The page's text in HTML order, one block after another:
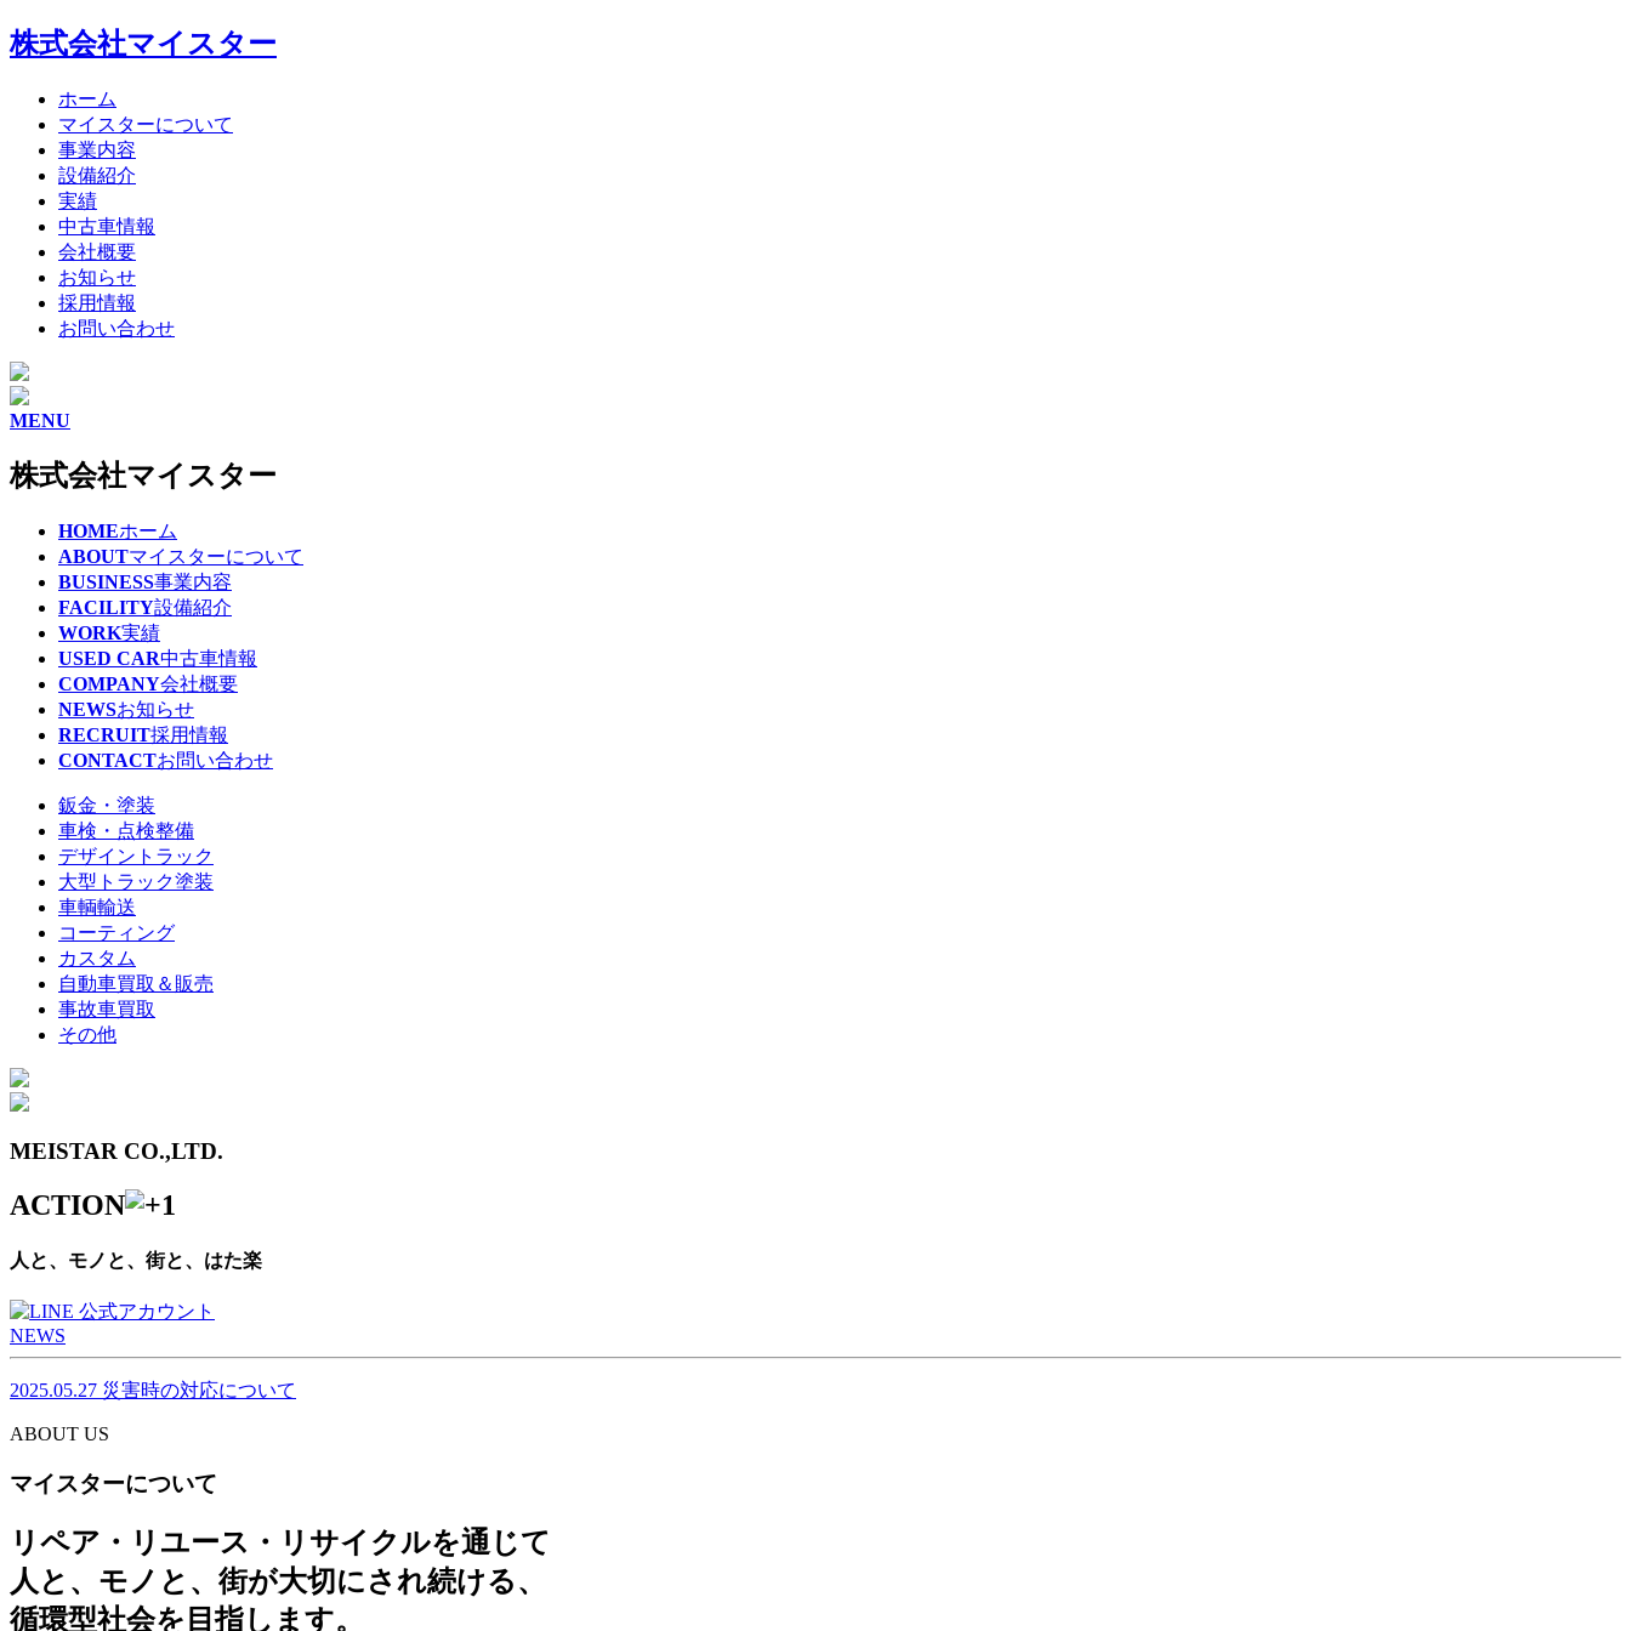
株式会社マイスター
ホーム
マイスターについて
事業内容
設備紹介
実績
中古車情報
会社概要
お知らせ
採用情報
お問い合わせ
MENU
株式会社マイスター
HOMEホーム
ABOUTマイスターについて
BUSINESS事業内容
FACILITY設備紹介
WORK実績
USED CAR中古車情報
COMPANY会社概要
NEWSお知らせ
RECRUIT採用情報
CONTACTお問い合わせ
鈑金・塗装
車検・点検整備
デザイントラック
大型トラック塗装
車輌輸送
コーティング
カスタム
自動車買取＆販売
事故車買取
その他
MEISTAR CO.,LTD.
ACTION
人と、モノと、街と、はた楽
NEWS
2025.05.27 災害時の対応について
ABOUT US
マイスターについて
リペア・リユース・リサイクルを通じて
人と、モノと、街が大切にされ続ける、
循環型社会を目指します。